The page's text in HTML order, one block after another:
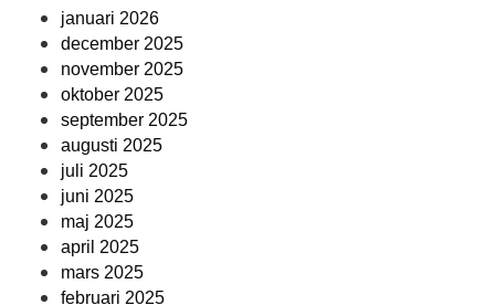
januari 2026
december 2025
november 2025
oktober 2025
september 2025
augusti 2025
juli 2025
juni 2025
maj 2025
april 2025
mars 2025
februari 2025